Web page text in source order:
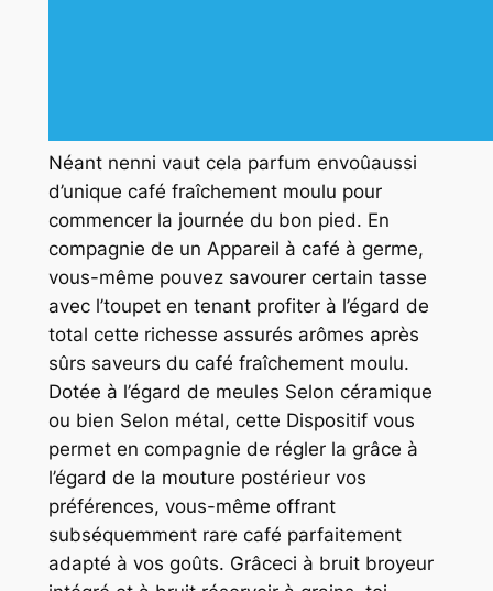
Néant nenni vaut cela parfum envoûaussi
d’unique café fraîchement moulu pour
commencer la journée du bon pied. En
compagnie de un Appareil à café à germe,
vous-même pouvez savourer certain tasse
avec l’toupet en tenant profiter à l’égard de
total cette richesse assurés arômes après
sûrs saveurs du café fraîchement moulu.
Dotée à l’égard de meules Selon céramique
ou bien Selon métal, cette Dispositif vous
permet en compagnie de régler la grâce à
l’égard de la mouture postérieur vos
préférences, vous-même offrant
subséquemment rare café parfaitement
adapté à vos goûts. Grâceci à bruit broyeur